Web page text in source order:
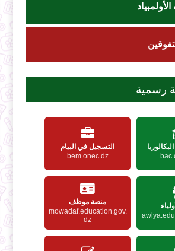
رسمية
التسجيل في البيام
bem.onec.dz
منصة موظف
mowadaf.education.gov.
dz